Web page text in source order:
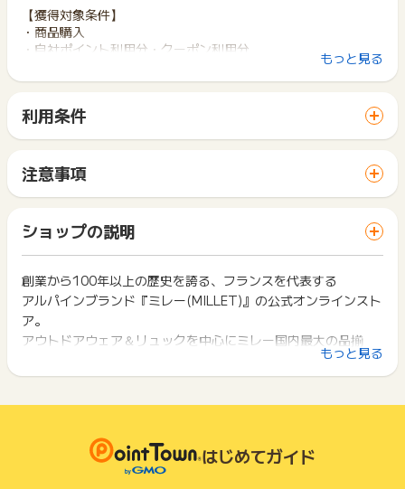
【獲得対象条件】
・商品購入
・自社ポイント利用分・クーポン利用分
【獲得対象外条件】
お問い合わせをした場合、ポイント獲得対象外となる場合がご
ざいます。
もっと見る
利用条件
サイトに移動してからお申し込みやお買い物が完了するまでの
間に、同じブラウザ（※）で他のサイトに移動した場合はポイン
ト獲得ができません。
「 ショッピングでポイントGET 」ボタンを押した時とサービ
ス・お買い物利用時で、デバイス・ブラウザが異なる場合はポ
イント獲得ができません。
2回以上同じお買い物・サービスをご利用される場合は、毎回
ポイントタウンに戻り、「 ショッピングでポイントGET 」ボ
タンを押してからご利用ください。
下記の事項に該当する場合、広告主側で対象外とみなし、「獲
い物を複数回ご利用された場合
て一度でも同サービス・お買い物を利用されたことがある場合
ご利用前には、Cookieの削除をおこなっていただくことを推奨
注意事項
一部のサービスにつきましては、1商品につき10円単位の金額
は切り捨てとなります。
ポイント獲得が1ポイント未満のものは切り捨てとなり、ポイ
ント履歴には記載されません。
原則として広告主側のポイント等を利用して支払われた金額分
につきましては、ポイントタウンのポイント獲得の対象には含
まれません。
広告主が運営しているサービスの都合もしくは会員様の都合で
商品の交換や一部でもキャンセルされた場合、ポイントが無効
になる可能性もございます。
条件を達成しているかどうかは各広告主ではなく、代理店が行
っているため、広告主はポイントに関する詳細を把握しており
ショップの説明
創業から100年以上の歴史を誇る、フランスを代表する
アルパインブランド『ミレー(MILLET)』の公式オンラインスト
ア。
アウトドアウェア＆リュックを中心にミレー国内最大の品揃
最新モデルは限定商品までフルカラー・フルサイズをラインナ
ンのアイテムが揃います。
13時までのご注文は最短当日発送。新規会員登録で送料無料ク
ーポンプレゼント。
もっと見る
はじめてガイド